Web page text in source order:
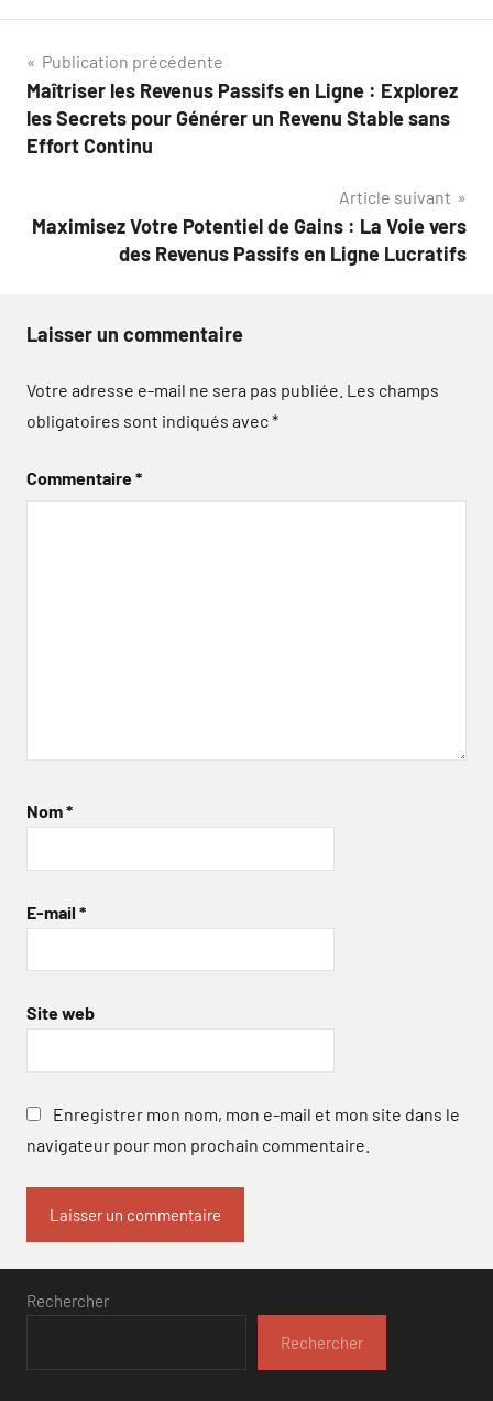
Navigation
de
l’article
Publication précédente
Maîtriser les Revenus Passifs en Ligne : Explorez
les Secrets pour Générer un Revenu Stable sans
Effort Continu
Article suivant
Maximisez Votre Potentiel de Gains : La Voie vers
des Revenus Passifs en Ligne Lucratifs
Laisser un commentaire
Votre adresse e-mail ne sera pas publiée. Les champs
obligatoires sont indiqués avec*
Commentaire*
Nom*
E-mail *
Site web
Enregistrer mon nom, mon e-mail et mon site dans le
navigateur pour mon prochain commentaire.
Rechercher
Rechercher